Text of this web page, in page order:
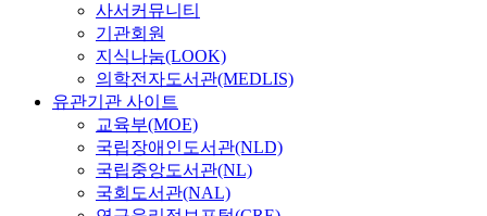
사서커뮤니티
기관회원
지식나눔(LOOK)
의학전자도서관(MEDLIS)
유관기관 사이트
교육부(MOE)
국립장애인도서관(NLD)
국립중앙도서관(NL)
국회도서관(NAL)